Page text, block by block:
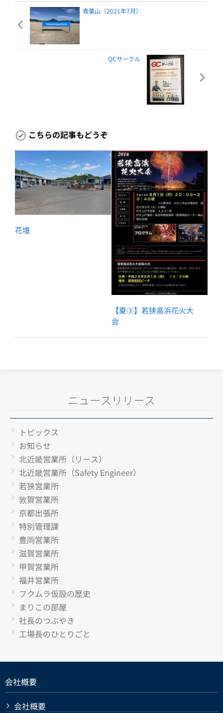
青葉山（2021年7月）
QCサークル
こちらの記事もどうぞ
花壇
【夏③】若狭高浜花火大
会
ニュースリリース
トピックス
お知らせ
北近畿営業所（リース）
北近畿営業所（Safety Engineer）
若狭営業所
敦賀営業所
京都出張所
特別管理課
豊岡営業所
滋賀営業所
甲賀営業所
福井営業所
フクムラ仮設の歴史
まりこの部屋
社長のつぶやき
工場長のひとりごと
会社概要
会社概要